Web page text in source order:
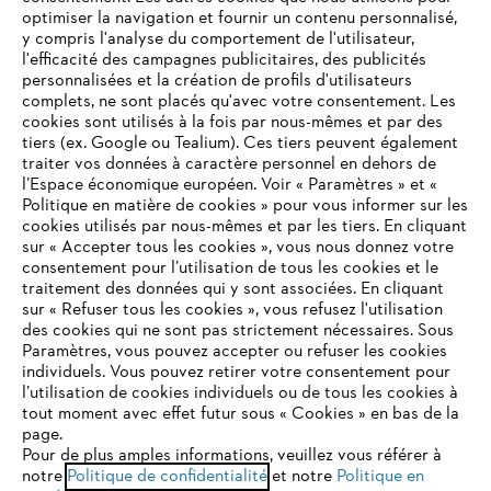
L'Entreprise
STIHL FAQ
Contact
Politique de protection des données
Mentions légales Utilisation des cookies
VOTRE NAVIGATEUR INTERNET
N'EST PLUS PRIS EN CHARGE
Vous utilisez un navigateur Internet que nous ne prenons plus
en charge, et certaines fonctionnalités de notre site ne
peuvent fonctionner correctement. Pour une utilisation
optimale de notre site, nous vous recommandons de passer à
l'un des navigateurs suivants :
optimiser la navigation et fournir un contenu personnalisé,
y compris l'analyse du comportement de l'utilisateur,
l'efficacité des campagnes publicitaires, des publicités
personnalisées et la création de profils d'utilisateurs
complets, ne sont placés qu'avec votre consentement. Les
cookies sont utilisés à la fois par nous-mêmes et par des
tiers (ex. Google ou Tealium). Ces tiers peuvent également
traiter vos données à caractère personnel en dehors de
l’Espace économique européen. Voir « Paramètres » et «
Politique en matière de cookies » pour vous informer sur les
cookies utilisés par nous-mêmes et par les tiers. En cliquant
sur « Accepter tous les cookies », vous nous donnez votre
consentement pour l’utilisation de tous les cookies et le
traitement des données qui y sont associées. En cliquant
sur « Refuser tous les cookies », vous refusez l'utilisation
des cookies qui ne sont pas strictement nécessaires. Sous
Paramètres, vous pouvez accepter ou refuser les cookies
individuels. Vous pouvez retirer votre consentement pour
l’utilisation de cookies individuels ou de tous les cookies à
tout moment avec effet futur sous « Cookies » en bas de la
page.
Pour de plus amples informations, veuillez vous référer à
notre Politique de confidentialitéet notre Politique en